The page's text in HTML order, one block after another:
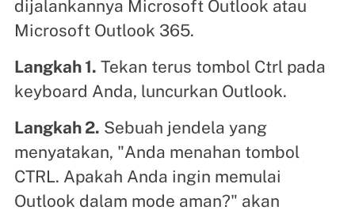
dijalankannya Microsoft Outlook atau
Microsoft Outlook 365.
Langkah 1. Tekan terus tombol Ctrl pada
keyboard Anda, luncurkan Outlook.
Langkah 2. Sebuah jendela yang
menyatakan, "Anda menahan tombol
CTRL. Apakah Anda ingin memulai
Outlook dalam mode aman?" akan